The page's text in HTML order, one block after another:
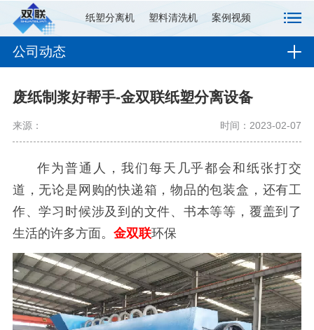
纸塑分离机 塑料清洗机 案例视频
公司动态
废纸制浆好帮手-金双联纸塑分离设备
来源： 时间：2023-02-07
作为普通人，我们每天几乎都会和纸张打交
道，无论是网购的快递箱，物品的包装盒，还有工
作、学习时候涉及到的文件、书本等等，覆盖到了
生活的许多方面。 金双联环保